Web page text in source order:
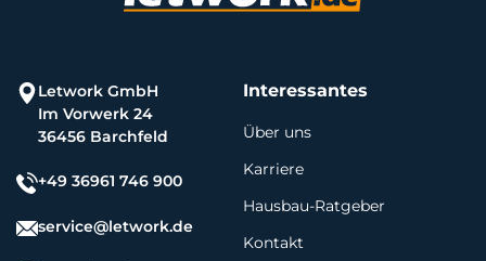
Letwork GmbH
Im Vorwerk 24
36456 Barchfeld
+49 36961 746 900
service@letwork.de
Interessantes
Über uns
Karriere
Hausbau-Ratgeber
Kontakt